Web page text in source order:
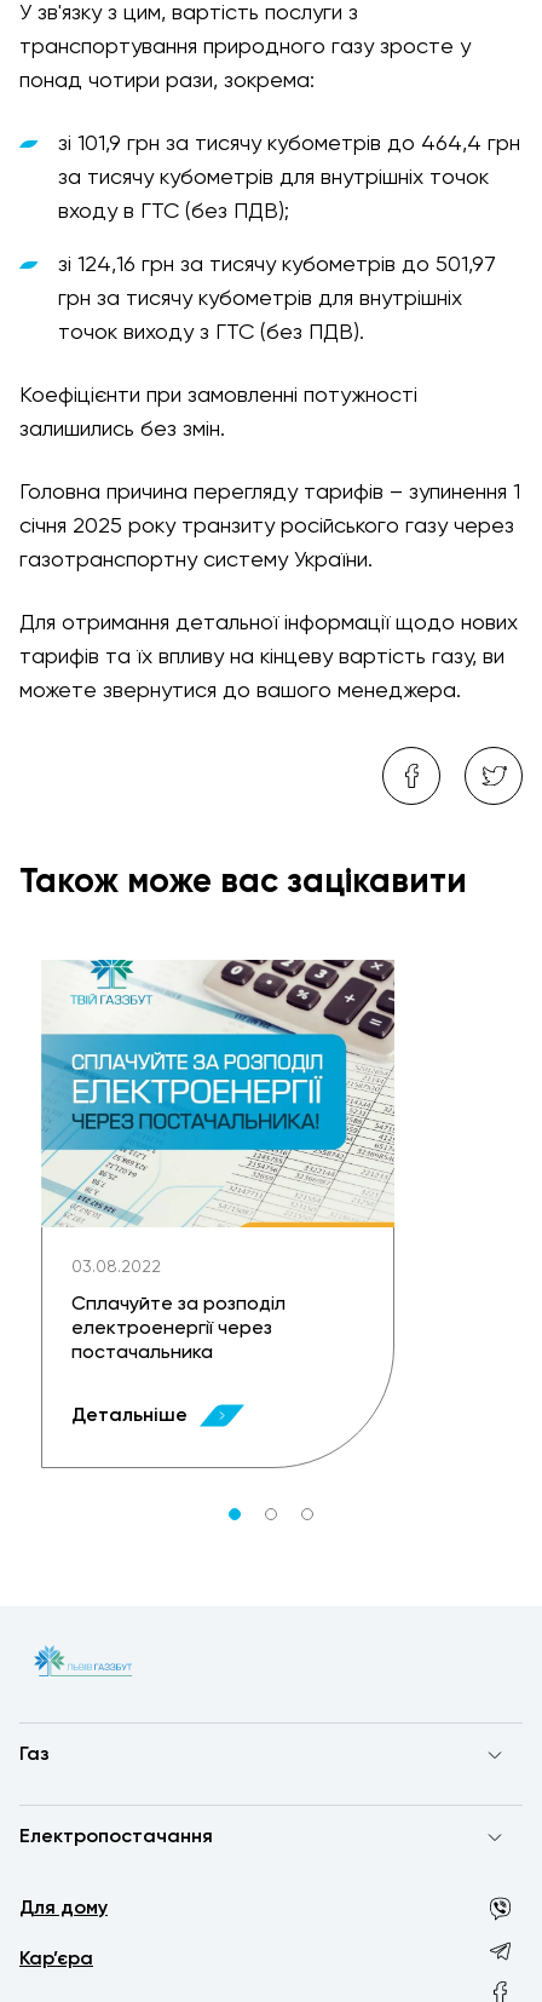
У зв'язку з цим, вартість послуги з
транспортування природного газу зросте у
понад чотири рази, зокрема:
зі 101,9 грн за тисячу кубометрів до 464,4 грн
за тисячу кубометрів для внутрішніх точок
входу в ГТС (без ПДВ);
зі 124,16 грн за тисячу кубометрів до 501,97
грн за тисячу кубометрів для внутрішніх
точок виходу з ГТС (без ПДВ).
Коефіцієнти при замовленні потужності
залишились без змін.
Головна причина перегляду тарифів – зупинення 1
січня 2025 року транзиту російського газу через
газотранспортну систему України.
Для отримання детальної інформації щодо нових
тарифів та їх впливу на кінцеву вартість газу, ви
можете звернутися до вашого менеджера.
Також може вас зацікавити
03.08.2022
Сплачуйте за розподіл
електроенергії через
постачальника
Детальніше
Газ
Електропостачання
Для дому
Кар’єра